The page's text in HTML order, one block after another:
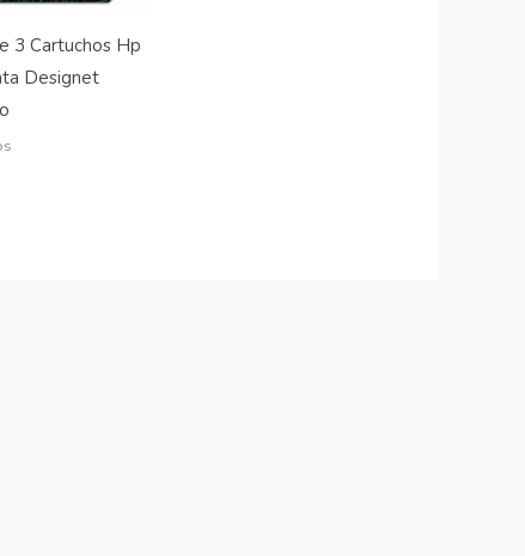
3 Cartuchos Hp
Designet